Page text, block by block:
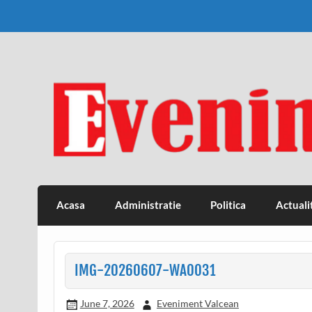
Eveniment Valcean
Acasa Administratie Politica
IMG-20260607-WA0031
June 7, 2026 Eveniment Valcean